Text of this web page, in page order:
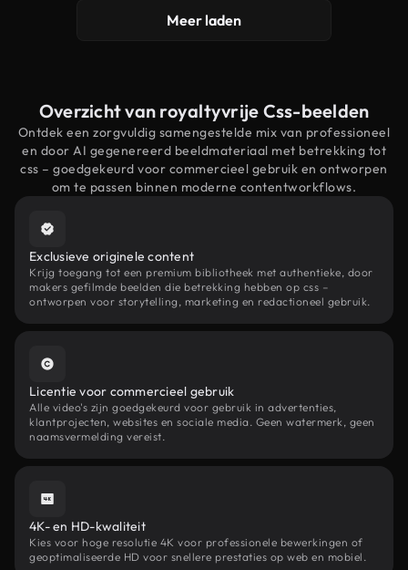
Meer laden
Overzicht van royaltyvrije Css-beelden
Ontdek een zorgvuldig samengestelde mix van professioneel
en door AI gegenereerd beeldmateriaal met betrekking tot
css – goedgekeurd voor commercieel gebruik en ontworpen
om te passen binnen moderne contentworkflows.
Exclusieve originele content
Krijg toegang tot een premium bibliotheek met authentieke, door
makers gefilmde beelden die betrekking hebben op css –
ontworpen voor storytelling, marketing en redactioneel gebruik.
Licentie voor commercieel gebruik
Alle video's zijn goedgekeurd voor gebruik in advertenties,
klantprojecten, websites en sociale media. Geen watermerk, geen
naamsvermelding vereist.
4K- en HD-kwaliteit
Kies voor hoge resolutie 4K voor professionele bewerkingen of
geoptimaliseerde HD voor snellere prestaties op web en mobiel.